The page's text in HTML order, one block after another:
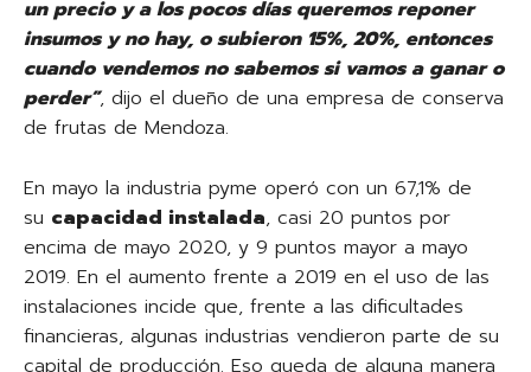
un precio y a los pocos días queremos reponer
insumos y no hay, o subieron 15%, 20%, entonces
cuando vendemos no sabemos si vamos a ganar o
perder”, dijo el dueño de una empresa de conserva
de frutas de Mendoza.
En mayo la industria pyme operó con un 67,1% de
su capacidad instalada, casi 20 puntos por
encima de mayo 2020, y 9 puntos mayor a mayo
2019. En el aumento frente a 2019 en el uso de las
instalaciones incide que, frente a las dificultades
financieras, algunas industrias vendieron parte de su
capital de producción. Eso queda de alguna manera